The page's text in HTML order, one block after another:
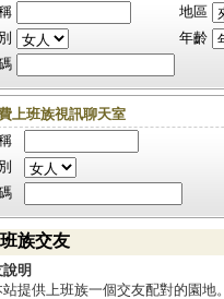
地區
年齡
上班族視訊聊天室
班族交友
明
提供上班族一個交友配對的園地。